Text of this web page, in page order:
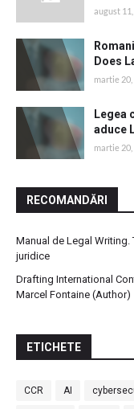
august
Does
martie 20,
Legea
aduce
martie 20,
RECOMANDĂRI
Manual de Legal
juridice
Drafting International
Marcel Fontaine (Author)
ETICHETE
CCR AI